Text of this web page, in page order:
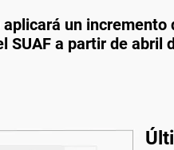
un incremento
SUAF a partir de abril